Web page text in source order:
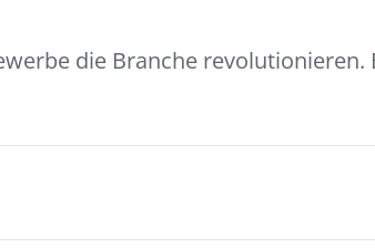
die Branche revolutionieren.